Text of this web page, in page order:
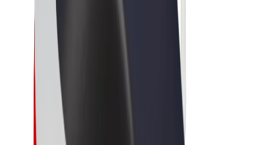
მგზავრობები
სკუტერები
Bolt Market
Bolt Food
Bolt Drive
Bolt ბიზნესისთვის
ელ. ბაიკი